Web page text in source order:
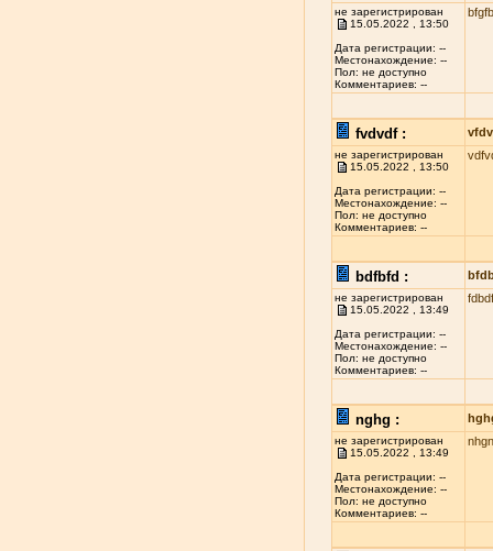
не зарегистрирован
15.05.2022 , 13:50
Дата регистрации: --
Местонахождение: --
Пол: не доступно
Комментариев: --
bfgfb
fvdvdf : vfdv
не зарегистрирован
15.05.2022 , 13:50
Дата регистрации: --
Местонахождение: --
Пол: не доступно
Комментариев: --
bdfbfd :
не зарегистрирован
15.05.2022 , 13:49
Дата регистрации: --
Местонахождение: --
Пол: не доступно
Комментариев: --
nghg :
не зарегистрирован
15.05.2022 , 13:49
Дата регистрации: --
Местонахождение: --
Пол: не доступно
Комментариев: --